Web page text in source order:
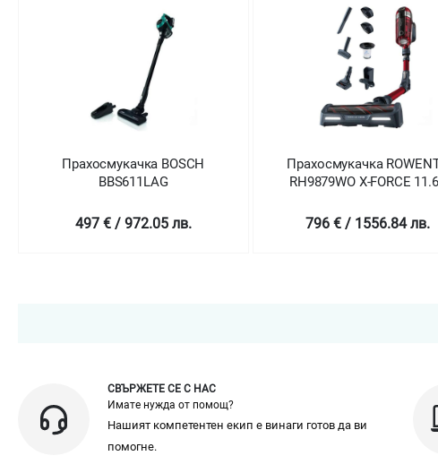
Прахосмукачка ROWENTA
RH9879WO X-FORCE 11.60
796 € / 1556.84 лв.
Прахосмукачка MIELE
Triflex HX1 - SMUL0
1197 € / 2341.13 лв.
СВЪРЖЕТЕ СЕ С НАС
Имате нужда от помощ?
Нашият компетентен екип е винаги готов да ви
помогне.